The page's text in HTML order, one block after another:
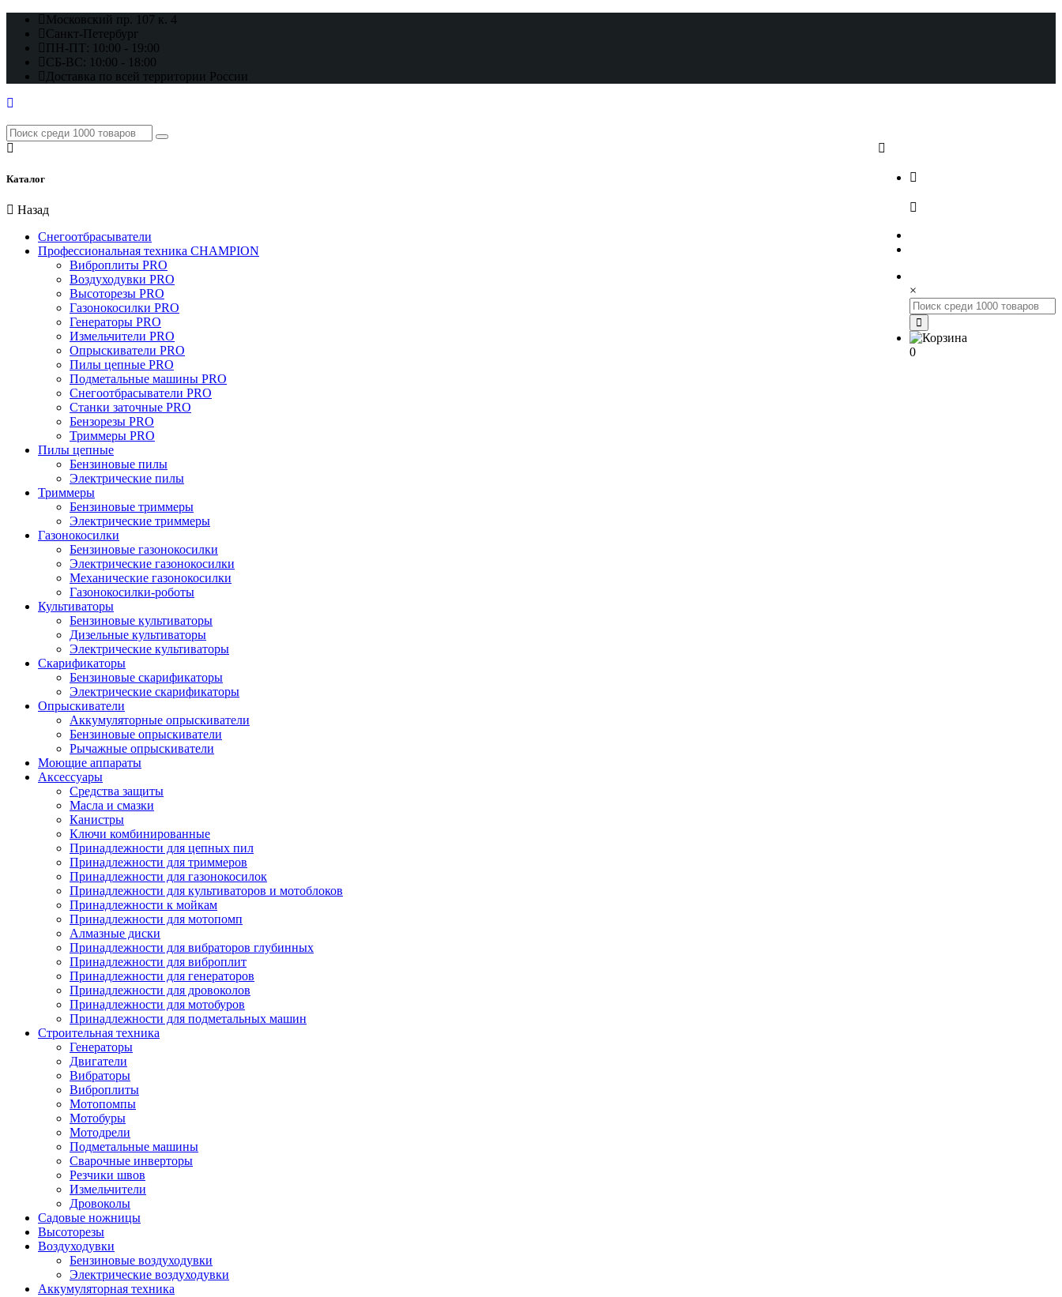
Московский пр. 107 к. 4
Санкт-Петербург
ПН-ПТ: 10:00 - 19:00
СБ-ВС: 10:00 - 18:00
Доставка по всей территории России
×
0
Каталог
Назад
Снегоотбрасыватели
Профессиональная техника CHAMPION
Виброплиты PRO
Воздуходувки PRO
Высоторезы PRO
Газонокосилки PRO
Генераторы PRO
Измельчители PRO
Опрыскиватели PRO
Пилы цепные PRO
Подметальные машины PRO
Снегоотбрасыватели PRO
Станки заточные PRO
Бензорезы PRO
Триммеры PRO
Пилы цепные
Бензиновые пилы
Электрические пилы
Триммеры
Бензиновые триммеры
Электрические триммеры
Газонокосилки
Бензиновые газонокосилки
Электрические газонокосилки
Механические газонокосилки
Газонокосилки-роботы
Культиваторы
Бензиновые культиваторы
Дизельные культиваторы
Электрические культиваторы
Скарификаторы
Бензиновые скарификаторы
Электрические скарификаторы
Опрыскиватели
Аккумуляторные опрыскиватели
Бензиновые опрыскиватели
Рычажные опрыскиватели
Моющие аппараты
Аксессуары
Средства защиты
Масла и смазки
Канистры
Ключи комбинированные
Принадлежности для цепных пил
Принадлежности для триммеров
Принадлежности для газонокосилок
Принадлежности для культиваторов и мотоблоков
Принадлежности к мойкам
Принадлежности для мотопомп
Алмазные диски
Принадлежности для вибраторов глубинных
Принадлежности для виброплит
Принадлежности для генераторов
Принадлежности для дровоколов
Принадлежности для мотобуров
Принадлежности для подметальных машин
Строительная техника
Генераторы
Двигатели
Вибраторы
Виброплиты
Мотопомпы
Мотобуры
Мотодрели
Подметальные машины
Сварочные инверторы
Резчики швов
Измельчители
Дровоколы
Садовые ножницы
Высоторезы
Воздуходувки
Бензиновые воздуходувки
Электрические воздуходувки
Аккумуляторная техника